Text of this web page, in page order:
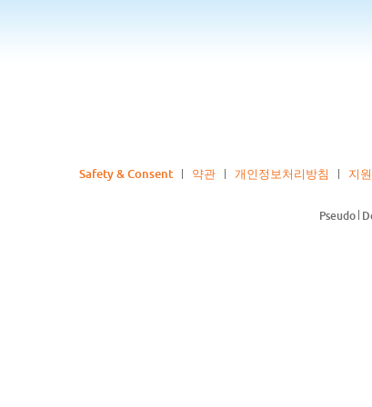
Safety & Consent 약관 개인정보처리방침 지